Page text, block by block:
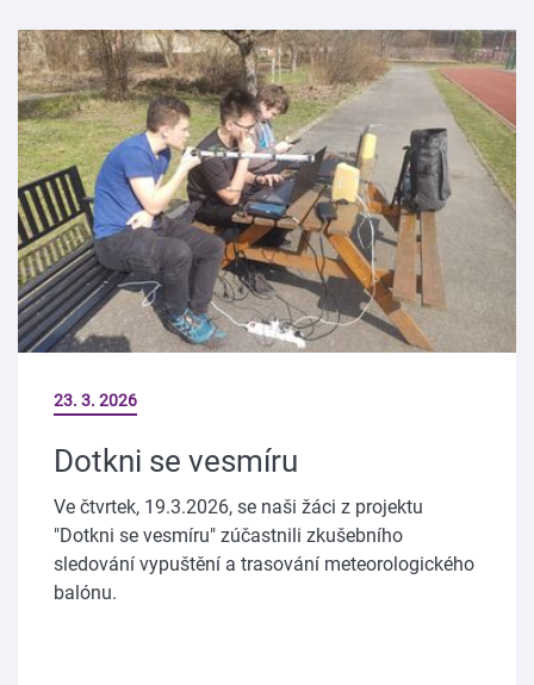
23. 3. 2026
Dotkni se vesmíru
Ve čtvrtek, 19.3.2026, se naši žáci z projektu
"Dotkni se vesmíru" zúčastnili zkušebního
sledování vypuštění a trasování meteorologického
balónu.